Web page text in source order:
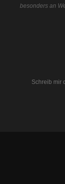
besonders an
Schreib mir